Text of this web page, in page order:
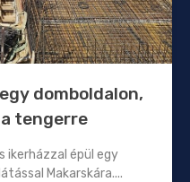
domboldalon,
tengerre
ikerházzal épül egy
Makarskára....